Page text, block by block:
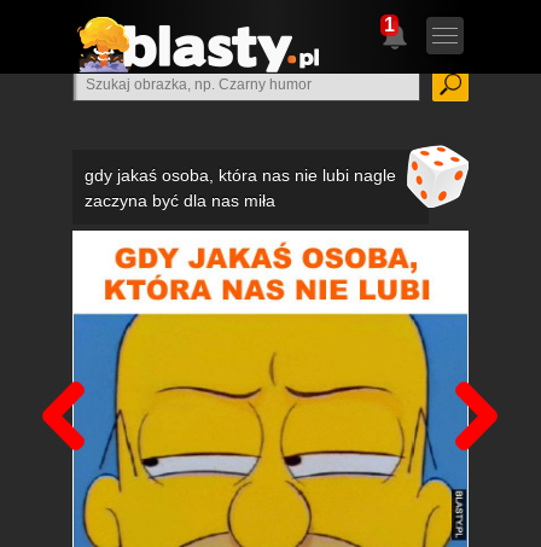
1
gdy jakaś osoba, która nas nie lubi nagle
zaczyna być dla nas miła
Poprzedni